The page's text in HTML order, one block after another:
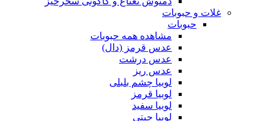
غلات و حبوبات
حبوبات
مشاهده همه حبوبات
عدس قرمز (دال)
عدس درشت
عدس ریز
لوبیا چشم بلبلی
لوبیا قرمز
لوبیا سفید
لوبیا چیتی